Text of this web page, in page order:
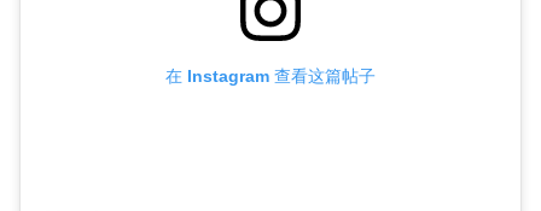
在 Instagram 查看这篇帖子